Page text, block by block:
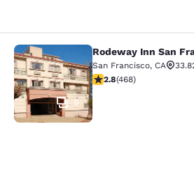
Rodeway Inn San
9
Rodeway Inn San
San Francisco, CA
classificação 2.78
2.8(468)